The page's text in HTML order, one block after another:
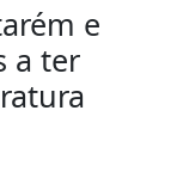
e
a ter